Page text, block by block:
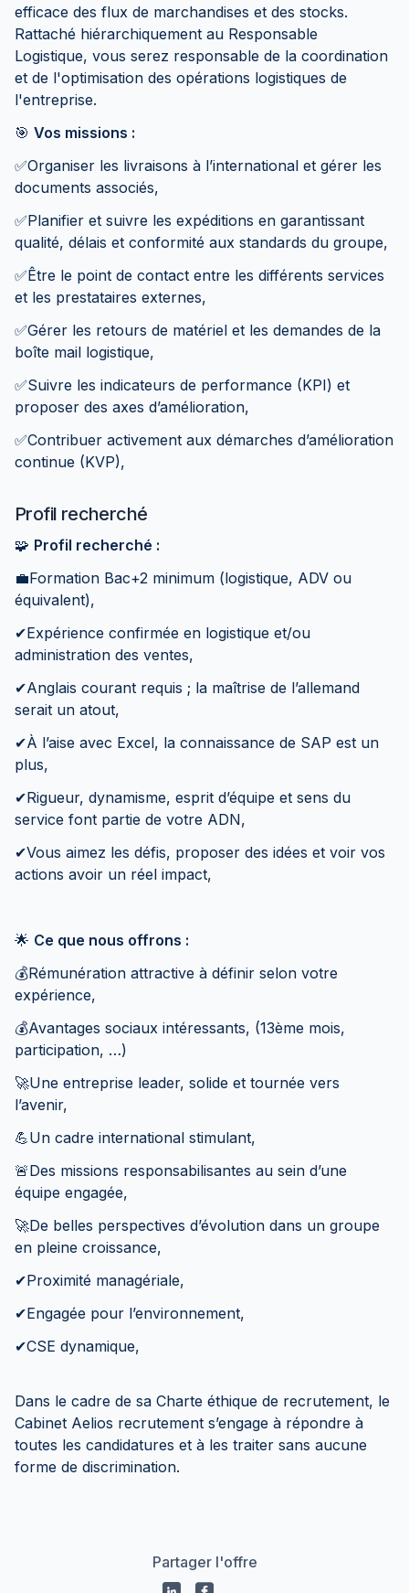
efficace des flux de marchandises et des stocks.
Rattaché hiérarchiquement au Responsable
Logistique, vous serez responsable de la coordination
et de l'optimisation des opérations logistiques de
l'entreprise.
🎯 Vos missions :
✅Organiser les livraisons à l’international et gérer les
documents associés,
✅Planifier et suivre les expéditions en garantissant
qualité, délais et conformité aux standards du groupe,
✅Être le point de contact entre les différents services
et les prestataires externes,
✅Gérer les retours de matériel et les demandes de la
boîte mail logistique,
✅Suivre les indicateurs de performance (KPI) et
proposer des axes d’amélioration,
✅Contribuer activement aux démarches d’amélioration
continue (KVP),
Profil recherché
🧩 Profil recherché :
💼Formation Bac+2 minimum (logistique, ADV ou
équivalent),
✔Expérience confirmée en logistique et/ou
administration des ventes,
✔Anglais courant requis ; la maîtrise de l’allemand
serait un atout,
✔À l’aise avec Excel, la connaissance de SAP est un
plus,
✔Rigueur, dynamisme, esprit d’équipe et sens du
service font partie de votre ADN,
✔Vous aimez les défis, proposer des idées et voir vos
actions avoir un réel impact,
🌟 Ce que nous offrons :
💰Rémunération attractive à définir selon votre
expérience,
💰Avantages sociaux intéressants, (13ème mois,
participation, …)
🚀Une entreprise leader, solide et tournée vers
l’avenir,
💪Un cadre international stimulant,
🚨Des missions responsabilisantes au sein d’une
équipe engagée,
🚀De belles perspectives d’évolution dans un groupe
en pleine croissance,
✔Proximité managériale,
✔Engagée pour l’environnement,
✔CSE dynamique,
Dans le cadre de sa Charte éthique de recrutement, le
Cabinet Aelios recrutement s’engage à répondre à
toutes les candidatures et à les traiter sans aucune
forme de discrimination.
Partager l'offre